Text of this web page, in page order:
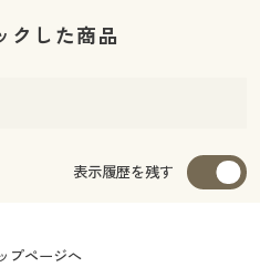
クした商品
表示履歴を残す
プページへ